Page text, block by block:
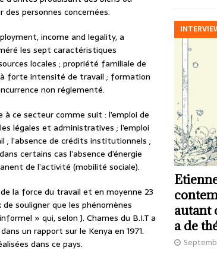
des personnes concernées.
income and legality, a
les sept caractéristiques
locales ; propriété familiale de
forte intensité de travail ; formation
non réglementé.
ce secteur comme suit : l’emploi de
légales et administratives ; l’emploi
; l’absence de crédits institutionnels ;
certains cas l’absence d’énergie
de l’activité (mobilité sociale).
la force du travail et en moyenne 23
souligner que les phénomènes
» qui, selon J. Chames du B.I.T a
un rapport sur le Kenya en 1971.
dans ce pays.
autant
a de